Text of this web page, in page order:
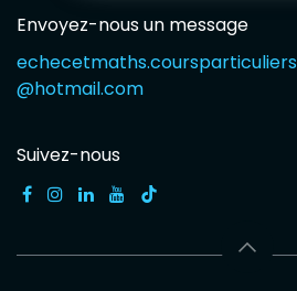
Envoyez-nous un message
echecetmaths.coursparticuliers
@hotmail.com
Suivez-nous